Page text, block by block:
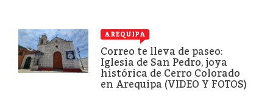
AREQUIPA
Correo te lleva de paseo:
Iglesia de San Pedro, joya
histórica de Cerro Colorado
en Arequipa (VIDEO Y FOTOS)